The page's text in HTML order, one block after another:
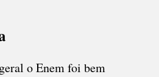
o Enem foi bem